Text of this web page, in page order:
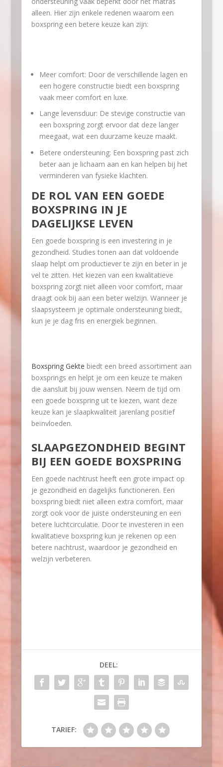
alleen. Hier zijn enkele redenen waarom een
boxspring een betere keuze kan zijn:
Meer comfort: Door de verschillende lagen en
een hogere constructie biedt een boxspring
vaak meer comfort en luxe.
Lange levensduur: De stevige constructie van
een boxspring zorgt ervoor dat deze langer
meegaat, wat een duurzame keuze maakt.
Betere ondersteuning: Een boxspring past zich
beter aan je lichaam aan en kan helpen bij het
verminderen van fysieke klachten.
DE ROL VAN EEN GOEDE
BOXSPRING IN JE
DAGELIJKSE LEVEN
Een goede boxspring is een investering in je
gezondheid. Studies tonen aan dat voldoende
slaap helpt om productiever te zijn en beter in je
vel te zitten. Het kiezen van een kwalitatieve
boxspring zorgt niet alleen voor comfort, maar
draagt ook bij aan een beter welzijn. Wanneer je
slaapsysteem je optimale ondersteuning biedt,
kun je je dag fris en energiek beginnen.
Boxspring Gekte biedt een breed assortiment aan
boxsprings en helpt je om een keuze te maken
die aansluit bij jouw wensen. Neem de tijd om
een goede boxspring uit te kiezen, want deze
keuze kan je slaapkwaliteit jarenlang positief
beïnvloeden.
SLAAPGEZONDHEID BEGINT
BIJ EEN GOEDE BOXSPRING
Een goede nachtrust heeft een grote impact op
je gezondheid en dagelijks functioneren. Een
boxspring biedt niet alleen extra comfort, maar
zorgt ook voor de juiste ondersteuning en een
betere luchtcirculatie. Door te investeren in een
kwalitatieve boxspring kun je rekenen op een
betere nachtrust, waardoor je gezondheid en
welzijn verbeteren.
DEEL:
TARIEF: